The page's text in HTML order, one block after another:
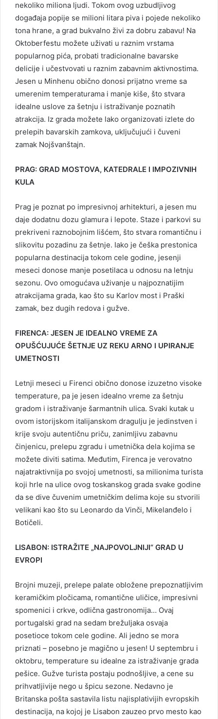
nekoliko miliona ljudi. Tokom ovog uzbudljivog
događaja popije se milioni litara piva i pojede nekoliko
tona hrane, a grad bukvalno živi za dobru zabavu! Na
Oktoberfestu možete uživati u raznim vrstama
popularnog pića, probati tradicionalne bavarske
delicije i učestvovati u raznim zabavnim aktivnostima.
Jesen u Minhenu obično donosi prijatno vreme sa
umerenim temperaturama i manje kiše, što stvara
idealne uslove za šetnju i istraživanje poznatih
atrakcija. Iz grada možete lako organizovati izlete do
prelepih bavarskih zamkova, uključujući i čuveni
zamak Nojšvanštajn.
PRAG: GRAD MOSTOVA, KATEDRALE I IMPOZIVNIH
KULA
Prag je poznat po impresivnoj arhitekturi, a jesen mu
daje dodatnu dozu glamura i lepote. Staze i parkovi su
prekriveni raznobojnim lišćem, što stvara romantičnu i
slikovitu pozadinu za šetnje. Iako je češka prestonica
popularna destinacija tokom cele godine, jesenji
meseci donose manje posetilaca u odnosu na letnju
sezonu. Ovo omogućava uživanje u najpoznatijim
atrakcijama grada, kao što su Karlov most i Praški
zamak, bez dugih redova i gužve.
FIRENCA: JESEN JE IDEALNO VREME ZA
OPUŠĆUJUĆE ŠETNJE UZ REKU ARNO I UPIRANJE
UMETNOSTI
Letnji meseci u Firenci obično donose izuzetno visoke
temperature, pa je jesen idealno vreme za šetnju
gradom i istraživanje šarmantnih ulica. Svaki kutak u
ovom istorijskom italijanskom dragulju je jedinstven i
krije svoju autentičnu priču, zanimljivu zabavnu
činjenicu, prelepu zgradu i umetnička dela kojima se
možete diviti satima. Međutim, Firenca je verovatno
najatraktivnija po svojoj umetnosti, sa milionima turista
koji hrle na ulice ovog toskanskog grada svake godine
da se dive čuvenim umetničkim delima koje su stvorili
velikani kao što su Leonardo da Vinči, Mikelanđelo i
Botičeli.
LISABON: ISTRAŽITE „NAJPOVOLJNIJI“ GRAD U
EVROPI
Brojni muzeji, prelepe palate obložene prepoznatljivim
keramičkim pločicama, romantične uličice, impresivni
spomenici i crkve, odlična gastronomija… Ovaj
portugalski grad na sedam brežuljaka osvaja
posetioce tokom cele godine. Ali jedno se mora
priznati – posebno je magično u jesen! U septembru i
oktobru, temperature su idealne za istraživanje grada
pešice. Gužve turista postaju podnošljive, a cene su
prihvatljivije nego u špicu sezone. Nedavno je
Britanska pošta sastavila listu najisplativijih evropskih
destinacija, na kojoj je Lisabon zauzeo prvo mesto kao